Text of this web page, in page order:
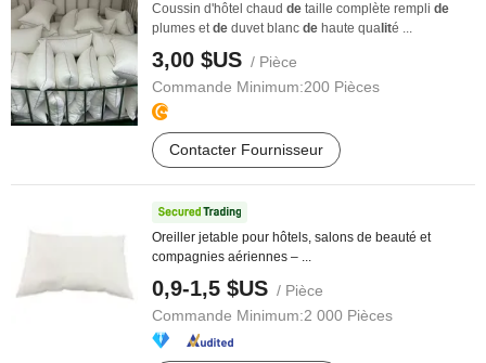
Coussin d'hôtel chaud de taille complète rempli de
plumes etde duvet blanc de haute qua lité ...
3,00 $US / Pièce
Commande Minimum:200 Pièces
Contacter Fournisseur
Oreiller jetable pour hôtels, salons de beauté et
compagnies aériennes – ...
0,9-1,5 $US / Pièce
Commande Minimum:2 000 Pièces